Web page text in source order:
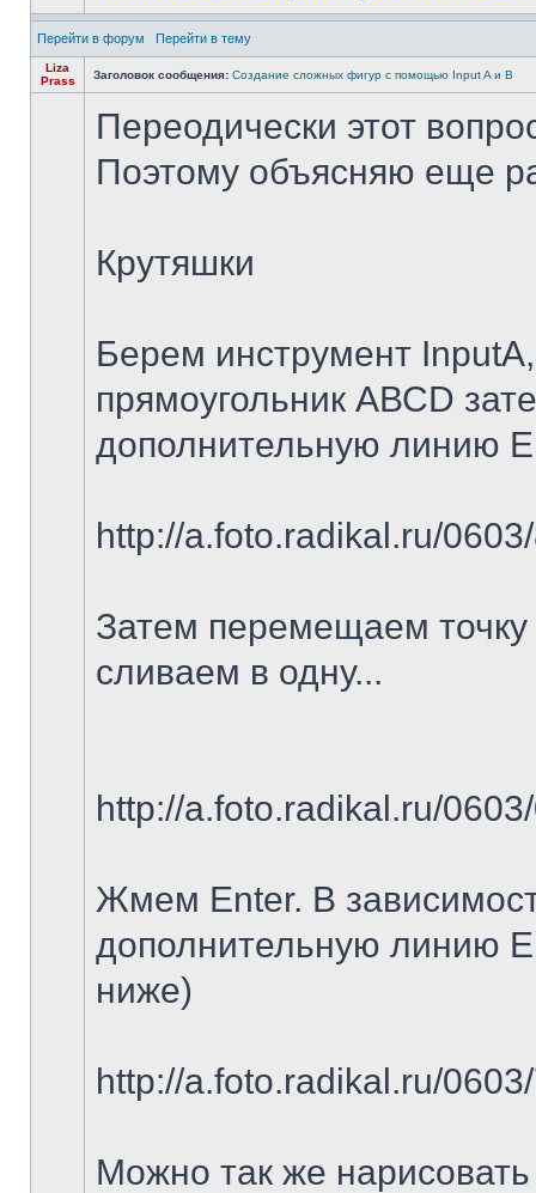
Перейти в форум Перейти в тему
Liza
Prass
Заголовок сообщения: Создание сложных фигур с помощью Input A и B
Переодически этот
Поэтому объясняю еще
Крутяшки
Берем инструмент
прямоугольник АВСD
дополнительную линию
http://a.foto.radikal.ru/
Затем перемещаем точку
сливаем в одну...
http://a.foto.radikal.ru/
Жмем Enter. В
дополнительную линию
ниже)
http://a.foto.radikal.ru/
Можно так же